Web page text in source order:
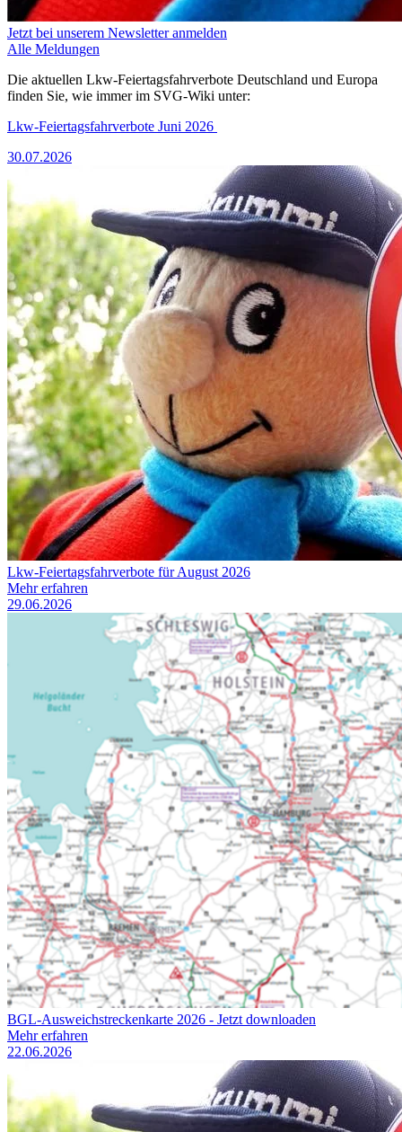
Jetzt bei unserem Newsletter anmelden
Alle Meldungen
Die aktuellen Lkw-Feiertagsfahrverbote Deutschland und Europa
finden Sie, wie immer im SVG-Wiki unter:
Lkw-Feiertagsfahrverbote Juni 2026
30.07.2026
Lkw-Feiertagsfahrverbote für August 2026
Mehr erfahren
29.06.2026
BGL-Ausweichstreckenkarte 2026 - Jetzt downloaden
Mehr erfahren
22.06.2026